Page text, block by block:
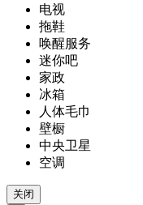
电视
拖鞋
唤醒服务
迷你吧
家政
冰箱
人体毛巾
壁橱
中央卫星
空调
关闭